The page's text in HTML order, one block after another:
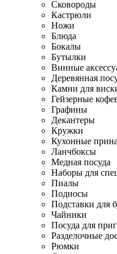
Сковороды
Кастрюли
Ножи
Блюда
Бокалы
Бутылки
Винные
Деревянная
Камни для
Гейзерные
Графины
Декантеры
Кружки
Кухонные
Ланчбоксы
Медная посуда
Наборы для
Пиалы
Подносы
Подставки для
Чайники
Посуда для
Разделочные
Рюмки